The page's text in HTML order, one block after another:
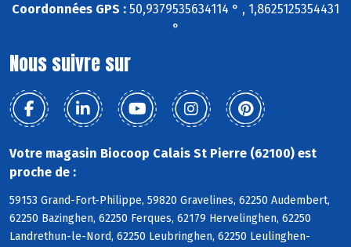
Coordonnées GPS : 50,9379535634114 ° , 1,8625125354431
°
Nous suivre sur
Votre magasin Biocoop Calais St Pierre (62100) est
proche de :
59153 Grand-Fort-Philippe, 59820 Gravelines, 62250 Audembert,
62250 Bazinghen, 62250 Ferques, 62179 Hervelinghen, 62250
Landrethun-le-Nord, 62250 Leubringhen, 62250 Leulinghen-